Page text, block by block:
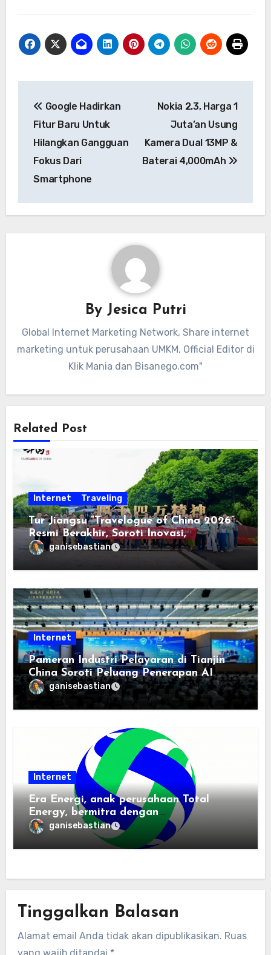
pos
Google Hadirkan
Fitur Baru Untuk
Hilangkan Gangguan
Fokus Dari
Smartphone
Nokia 2.3, Harga 1
Juta’an Usung
Kamera Dual 13MP &
Baterai 4,000mAh
By Jesica Putri
Global Internet Marketing Network, Share internet
marketing untuk perusahaan UMKM, Official Editor di
Klik Mania dan Bisanego.com"
Related Post
Internet Traveling
Tur Jiangsu “Travelogue of China 2026”
Resmi Berakhir, Soroti Inovasi,
Keterbukaan, dan Pembangunan
Berorientasi pada Masyarakat
ganisebastian
Internet
Pameran Industri Pelayaran di Tianjin
China Soroti Peluang Penerapan AI
ganisebastian
Internet
Era Energi, anak perusahaan Total
Energy, bermitra dengan
Zhuochuangtong untuk mempercepat
transisi energi Indonesia — raksasa
energi global bergabung dengan tim
ganisebastian
Tinggalkan Balasan
Alamat email Anda tidak akan dipublikasikan. Ruas